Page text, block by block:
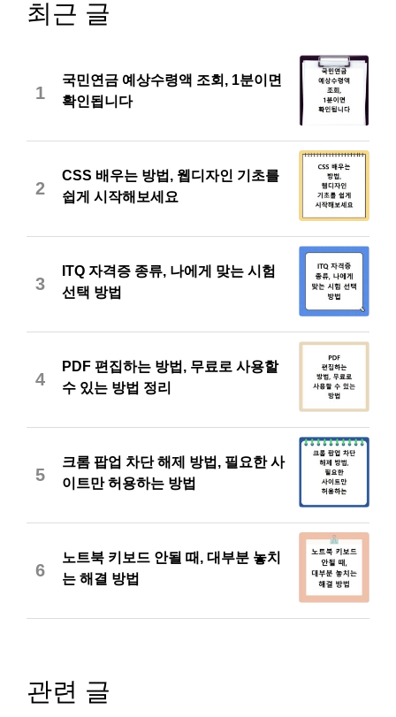
최근 글
1
국민연금 예상수령액 조회, 1분이면
확인됩니다
2
CSS 배우는 방법, 웹디자인 기초를
쉽게 시작해보세요
3
ITQ 자격증 종류, 나에게 맞는 시험
선택 방법
4
PDF 편집하는 방법, 무료로 사용할
수 있는 방법 정리
5
크롬 팝업 차단 해제 방법, 필요한 사
이트만 허용하는 방법
6
노트북 키보드 안될 때, 대부분 놓치
는 해결 방법
관련 글